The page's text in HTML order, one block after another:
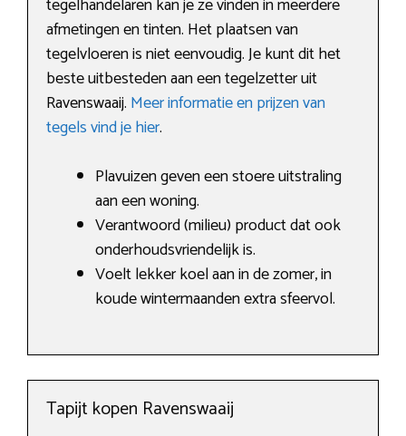
tegelhandelaren kan je ze vinden in meerdere
afmetingen en tinten. Het plaatsen van
tegelvloeren is niet eenvoudig. Je kunt dit het
beste uitbesteden aan een tegelzetter uit
Ravenswaaij. Meer informatie en prijzen van
tegels vind je hier.
Plavuizen geven een stoere uitstraling
aan een woning.
Verantwoord (milieu) product dat ook
onderhoudsvriendelijk is.
Voelt lekker koel aan in de zomer, in
koude wintermaanden extra sfeervol.
Tapijt kopen Ravenswaaij